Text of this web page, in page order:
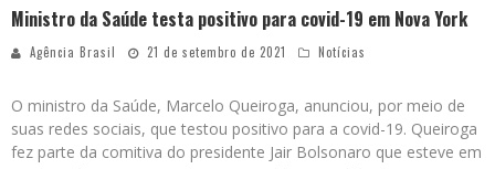
De BH para o mundo: conheça a stylist mineira por trás de turnês e campanhas globais
Ministro da Saúde testa positivo para covid-19 em Nova York
Agência Brasil 21 de setembro de 2021 Notícias
O ministro da Saúde, Marcelo Queiroga, anunciou, por meio de
suas redes sociais, que testou positivo para a covid-19. Queiroga
fez parte da comitiva do presidente Jair Bolsonaro que esteve em